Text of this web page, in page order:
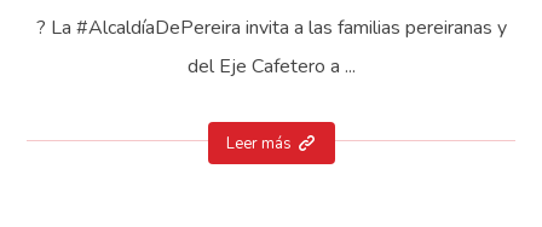
?️ La #AlcaldíaDePereira invita a las familias pereiranas y
del Eje Cafetero a ...
Leer más